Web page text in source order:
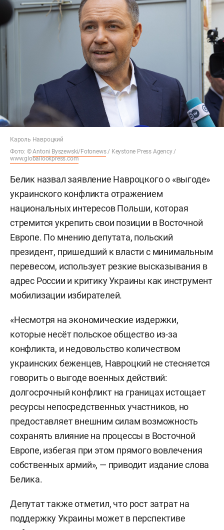
Кароль Навроцкий
Фото: ©Antoni Byszewski/Fotonews/ Keystone Press Agency /
www.globallookpress.com
Белик назвал заявление Навроцкого о «выгоде»
украинского конфликта отражением
национальных интересов Польши, которая
стремится укрепить свои позиции в Восточной
Европе. По мнению депутата, польский
президент, пришедший к власти с минимальным
перевесом, использует резкие высказывания в
адрес России и критику Украины как инструмент
мобилизации избирателей.
«Несмотря на экономические издержки,
которые несёт польское общество из-за
конфликта, и недовольство количеством
украинских беженцев, Навроцкий не стесняется
говорить о выгоде военных действий:
долгосрочный конфликт на границах истощает
ресурсы непосредственных участников, но
предоставляет внешним силам возможность
сохранять влияние на процессы в Восточной
Европе, избегая при этом прямого вовлечения
собственных армий», — приводит издание слова
Белика.
Депутат также отметил, что рост затрат на
поддержку Украины может в перспективе